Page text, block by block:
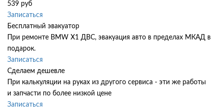
539 руб
Записаться
Бесплатный эвакуатор
При ремонте BMW X1 ДВС, эвакуация авто в пределах МКАД в
подарок.
Записаться
Сделаем дешевле
При калькуляции на руках из другого сервиса - эти же работы
и запчасти по более низкой цене
Записаться